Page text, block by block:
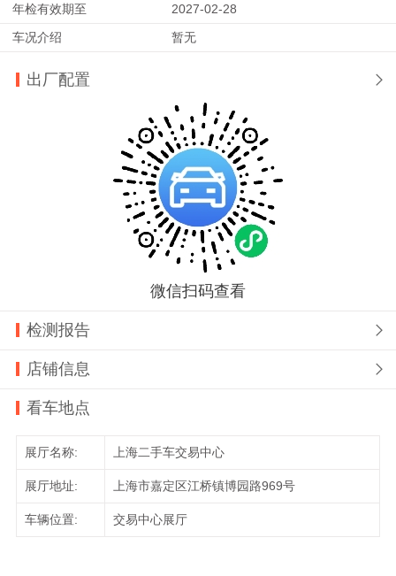
年检有效期至
2027-02-28
车况介绍
暂无
出厂配置 
微信扫码查看
检测报告 
店铺信息 
看车地点
展厅名称: 上海二手车交易中心
展厅地址: 上海市嘉定区江桥镇博园路969号
车辆位置: 交易中心展厅